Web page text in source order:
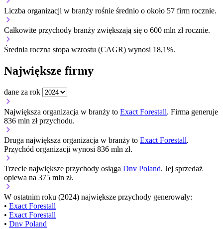
Liczba organizacji w branży rośnie średnio o około 57 firm rocznie.
Całkowite przychody branży zwiększają się o 600 mln zł rocznie.
Średnia roczna stopa wzrostu (CAGR) wynosi 18,1%.
Największe firmy
dane za rok
Największa organizacja w branży to Exact Forestall. Firma generuje
836 mln zł przychodu.
Druga największa organizacja w branży to Exact Forestall.
Przychód organizacji wynosi 836 mln zł.
Trzecie największe przychody osiąga Dnv Poland. Jej sprzedaż
opiewa na 375 mln zł.
W ostatnim roku (2024) największe przychody generowały:
• Exact Forestall
• Exact Forestall
• Dnv Poland